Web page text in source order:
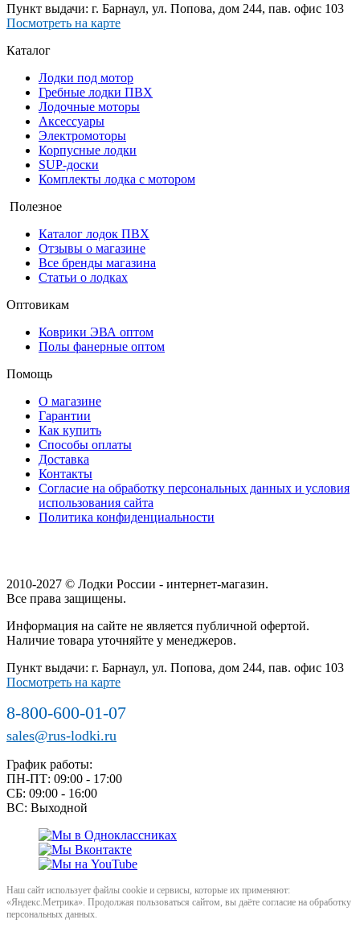
Пункт выдачи: г. Барнаул, ул. Попова, дом 244, пав. офис 103
Посмотреть на карте
Каталог
Лодки под мотор
Гребные лодки ПВХ
Лодочные моторы
Аксессуары
Электромоторы
Корпусные лодки
SUP-доски
Комплекты лодка с мотором
Полезное
Каталог лодок ПВХ
Отзывы о магазине
Все бренды магазина
Статьи о лодках
Оптовикам
Коврики ЭВА оптом
Полы фанерные оптом
Помощь
О магазине
Гарантии
Как купить
Способы оплаты
Доставка
Контакты
Согласие на обработку персональных данных и условия
использования сайта
Политика конфиденциальности
2010-2027 © Лодки России - интернет-магазин.
Все права защищены.
Информация на сайте не является публичной офертой.
Наличие товара уточняйте у менеджеров.
Пункт выдачи: г. Барнаул, ул. Попова, дом 244, пав. офис 103
Посмотреть на карте
8-800-600-01-07
sales@rus-lodki.ru
График работы:
ПН-ПТ: 09:00 - 17:00
СБ: 09:00 - 16:00
ВС: Выходной
Наш сайт использует файлы cookie и сервисы, которые их применяют:
«Яндекс.Метрика». Продолжая пользоваться сайтом, вы даёте согласие на обработку
персональных данных.